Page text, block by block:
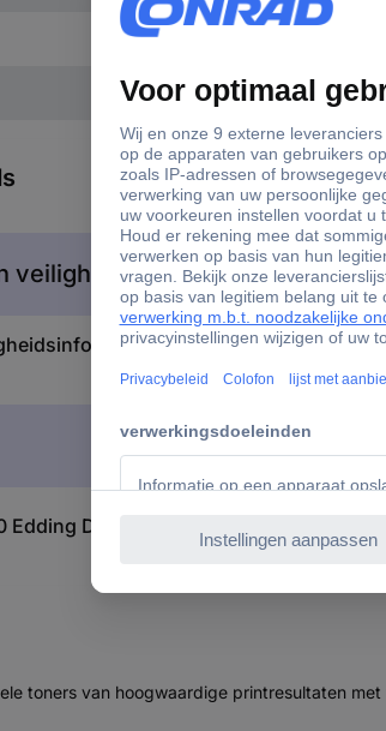
veiligheidsinformatie
2574630 Edding Drum
Drum vervangt Brother DR-
toners van hoogwaardige printresultaten